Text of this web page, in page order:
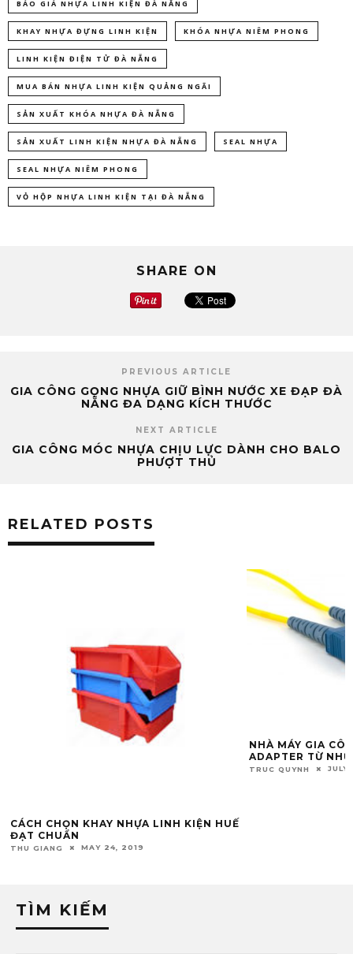
BÁO GIÁ NHỰA LINH KIỆN ĐÀ NẴNG
KHAY NHỰA ĐỰNG LINH KIỆN KHÓA NHỰA NIÊM PHONG
LINH KIỆN ĐIỆN TỬ ĐÀ NẴNG
MUA BÁN NHỰA LINH KIỆN QUẢNG NGÃI
SẢN XUẤT KHÓA NHỰA ĐÀ NẴNG
SẢN XUẤT LINH KIỆN NHỰA ĐÀ NẴNG SEAL NHỰA
SEAL NHỰA NIÊM PHONG
VỎ HỘP NHỰA LINH KIỆN TẠI ĐÀ NẴNG
SHARE ON
PREVIOUS ARTICLE
GIA CÔNG GỌNG NHỰA GIỮ BÌNH NƯỚC XE ĐẠP ĐÀ
NẴNG ĐA DẠNG KÍCH THƯỚC
NEXT ARTICLE
GIA CÔNG MÓC NHỰA CHỊU LỰC DÀNH CHO BALO
PHƯỢT THỦ
RELATED POSTS
NHÀ MÁY GIA CÔNG ĐẦU NỐI QUANG
NHÀ MÁY SẢN
TÔ Ở ĐÀ NẴNG
TRUC QUYNH
TÌM KIẾM